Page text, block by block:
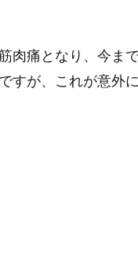
肉痛となり、今ま
が、これが意外